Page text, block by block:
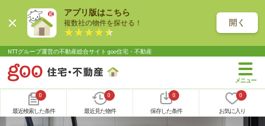
アプリ版はこちら
複数社の物件を探せる！ 開く
NTTグループ運営の不動産総合サイト goo住宅・不動産
0
最近検索した条件
0
最近見た物件
0
保存した条件
0
お気に入り